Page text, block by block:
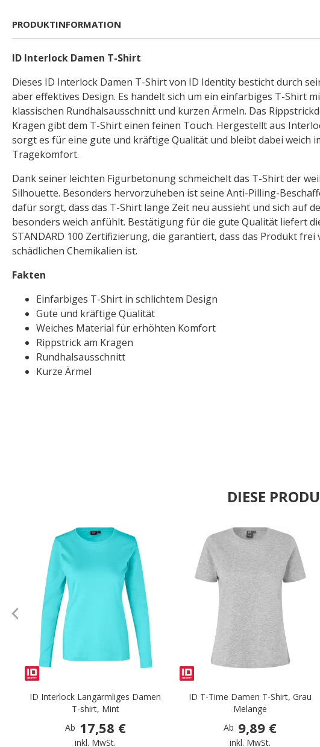
PRODUKTINFORMATION
ID Interlock Damen T-Shirt
Dieses ID Interlock Damen T-Shirt von ID Identity besticht durch
aber effektives Design. Es handelt sich um ein einfarbiges T-Shirt
klassischen Rundhalsausschnitt und kurzen Ärmeln. Das
Kragen gibt dem T-Shirt einen feinen Touch. Hergestellt aus
sorgt es für eine gute und kräftige Qualität und bleibt dabei weich
Tragekomfort.
Dank seiner leichten Figurbetonung schmeichelt das T-Shirt der
Silhouette. Besonders hervorzuheben ist seine Anti-Pilling-
dafür sorgt, dass das T-Shirt lange Zeit neu aussieht und sich auf
besonders weich anfühlt. Bestätigung für die gute Qualität liefert
STANDARD 100 Zertifizierung, die garantiert, dass das Produkt frei
schädlichen Chemikalien ist.
Fakten
Einfarbiges T-Shirt in schlichtem Design
Gute und kräftige Qualität
Weiches Material für erhöhten Komfort
Rippstrick am Kragen
Rundhalsausschnitt
Kurze Ärmel
DIESE
ID Interlock Langärmliges Damen
T-shirt, Mint
Ab 17,58 €
inkl. MwSt.
ID T-Time Damen T-Shirt, Grau
Melange
Ab 9,89 €
inkl. MwSt.